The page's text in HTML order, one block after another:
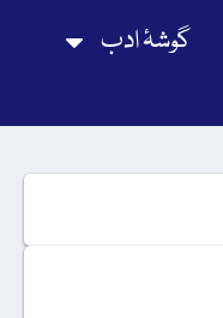
گوشۂ ادب